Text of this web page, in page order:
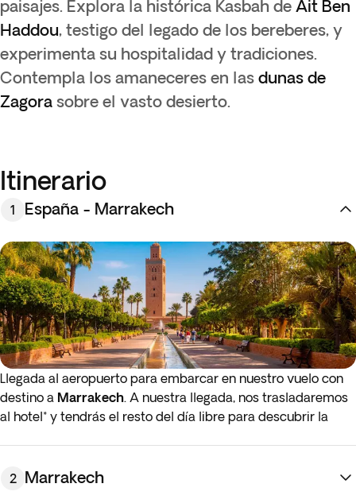
paisajes. Explora la histórica Kasbah de Ait Ben
Haddou, testigo del legado de los bereberes, y
experimenta su hospitalidad y tradiciones.
Contempla los amaneceres en las dunas de
Zagora sobre el vasto desierto.
Itinerario
1 España - Marrakech
Llegada al aeropuerto para embarcar en nuestro vuelo con
destino a Marrakech. A nuestra llegada, nos trasladaremos
al hotel* y tendrás el resto del día libre para descubrir la
gente sale y se pueden ver acróbatas, cuentacuentos,
2 Marrakech